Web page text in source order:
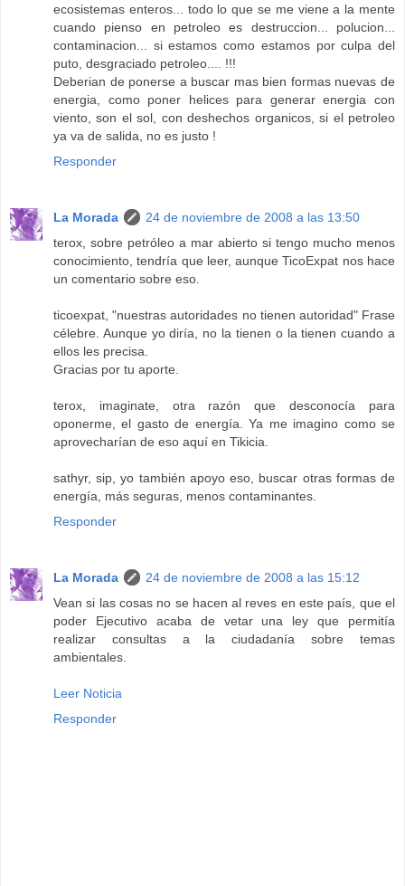
ecosistemas enteros... todo lo que se me viene a la mente
cuando pienso en petroleo es destruccion... polucion...
contaminacion... si estamos como estamos por culpa del
puto, desgraciado petroleo.... !!!
Deberian de ponerse a buscar mas bien formas nuevas de
energia, como poner helices para generar energia con
viento, son el sol, con deshechos organicos, si el petroleo
ya va de salida, no es justo !
Responder
La Morada
24 de noviembre de 2008 a las 13:50
terox, sobre petróleo a mar abierto si tengo mucho menos
conocimiento, tendría que leer, aunque TicoExpat nos hace
un comentario sobre eso.
ticoexpat, "nuestras autoridades no tienen autoridad" Frase
célebre. Aunque yo diría, no la tienen o la tienen cuando a
ellos les precisa.
Gracias por tu aporte.
terox, imaginate, otra razón que desconocía para
oponerme, el gasto de energía. Ya me imagino como se
aprovecharían de eso aquí en Tikicia.
sathyr, sip, yo también apoyo eso, buscar otras formas de
energía, más seguras, menos contaminantes.
Responder
La Morada
24 de noviembre de 2008 a las 15:12
Vean si las cosas no se hacen al reves en este país, que el
poder Ejecutivo acaba de vetar una ley que permitía
realizar consultas a la ciudadanía sobre temas
ambientales.
Leer Noticia
Responder